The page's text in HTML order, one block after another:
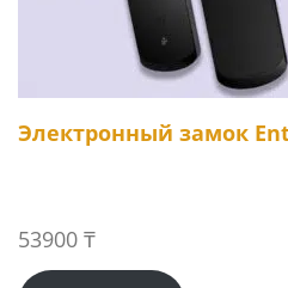
Электронный замок
53900 ₸